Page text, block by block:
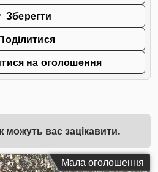
Зберегти
на оголошення
можуть вас зацікавити.
Мала оголошення